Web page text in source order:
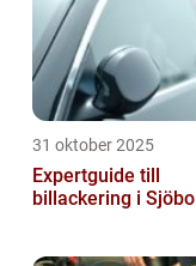
31 oktober 2025
Expertguide till
billackering i Sjöbo